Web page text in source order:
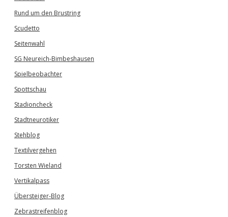
Rund um den Brustring
Scudetto
Seitenwahl
SG Neureich-Bimbeshausen
Spielbeobachter
Spottschau
Stadioncheck
Stadtneurotiker
Stehblog
Textilvergehen
Torsten Wieland
Vertikalpass
Übersteiger-Blog
Zebrastreifenblog